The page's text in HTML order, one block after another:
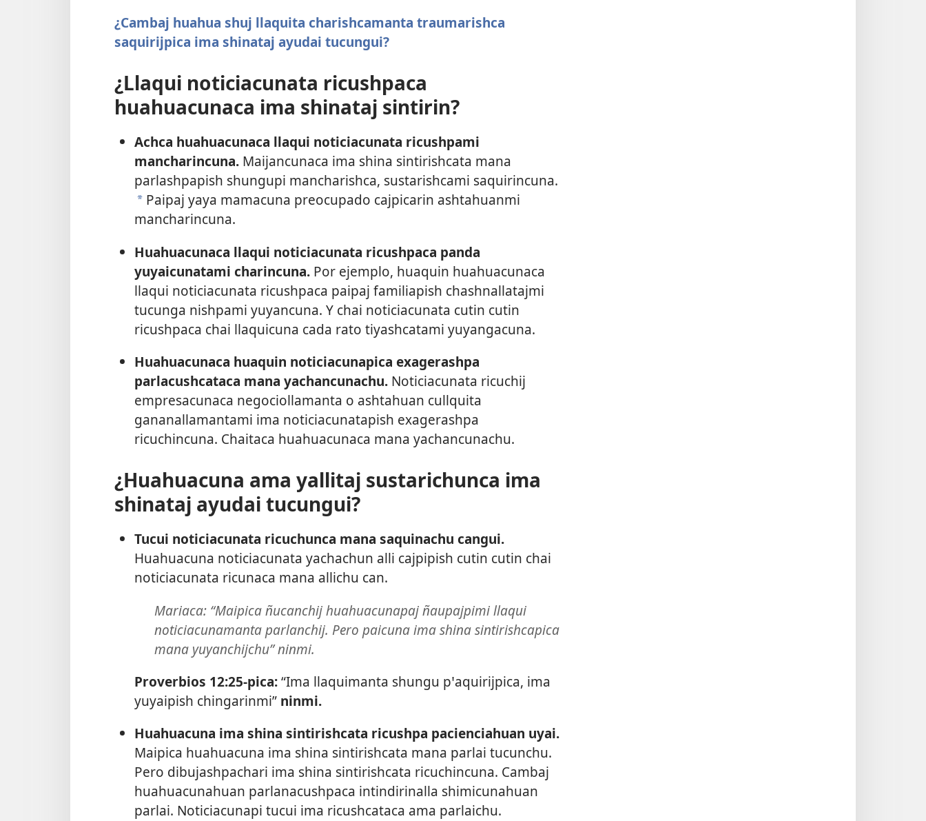
¿Cambaj huahua shuj llaquita charishcamanta traumarishca
saquirijpica ima shinataj ayudai tucungui?
¿Llaqui noticiacunata ricushpaca
huahuacunaca ima shinataj sintirin?
Achca huahuacunaca llaqui noticiacunata ricushpami
mancharincuna.Maijancunaca ima shina sintirishcata mana
parlashpapish shungupi mancharishca, sustarishcami saquirincuna.
aPaipaj yaya mamacuna preocupado cajpicarin ashtahuanmi
mancharincuna.
Huahuacunaca llaqui noticiacunata ricushpaca panda
yuyaicunatami charincuna.Por ejemplo, huaquin huahuacunaca
llaqui noticiacunata ricushpaca paipaj familiapish chashnallatajmi
tucunga nishpami yuyancuna. Y chai noticiacunata cutin cutin
ricushpaca chai llaquicuna cada rato tiyashcatami yuyangacuna.
Huahuacunaca huaquin noticiacunapica exagerashpa
parlacushcataca mana yachancunachu.Noticiacunata ricuchij
empresacunaca negociollamanta o ashtahuan cullquita
gananallamantami ima noticiacunatapish exagerashpa
ricuchincuna. Chaitaca huahuacunaca mana yachancunachu.
¿Huahuacuna ama yallitaj sustarichunca ima
shinataj ayudai tucungui?
Tucui noticiacunata ricuchunca mana saquinachu cangui.
Huahuacuna noticiacunata yachachun alli cajpipish cutin cutin chai
noticiacunata ricunaca mana allichu can.
Mariaca: “Maipica ñucanchij huahuacunapaj ñaupajpimi llaqui
noticiacunamanta parlanchij. Pero paicuna ima shina sintirishcapica
mana yuyanchijchu” ninmi.
Proverbios 12:25-pica:“Ima llaquimanta shungu pꞌaquirijpica, ima
yuyaipish chingarinmi” ninmi.
Huahuacuna ima shina sintirishcata ricushpa pacienciahuan uyai.
Maipica huahuacuna ima shina sintirishcata mana parlai tucunchu.
Pero dibujashpachari ima shina sintirishcata ricuchincuna. Cambaj
huahuacunahuan parlanacushpaca intindirinalla shimicunahuan
parlai. Noticiacunapi tucui ima ricushcataca ama parlaichu.